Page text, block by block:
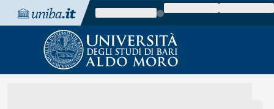
Vai al contenuto
Vai alla navigazione
Vai al footer